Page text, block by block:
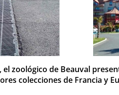
zoológico de Beauval
colecciones de Francia y